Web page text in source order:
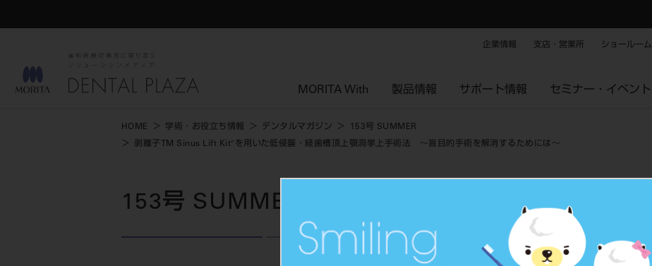
企業情報 支店・営業所 ショールーム
MORITA With 製品情報 サポート情報 セミナー・イベント
HOME 学術・お役立ち情報 デンタルマガジン
153号 SUMMER
剥離子TM Sinus Lift Kit®を用いた低侵襲・経歯槽頂上顎洞挙上手術法 ～盲目的手術を解消するためには～
153号 SUMMER